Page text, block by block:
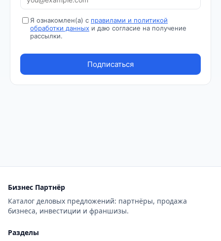
Бизнес Партнёр
Каталог деловых предложений: партнёры, продажа
бизнеса, инвестиции и франшизы.
Разделы